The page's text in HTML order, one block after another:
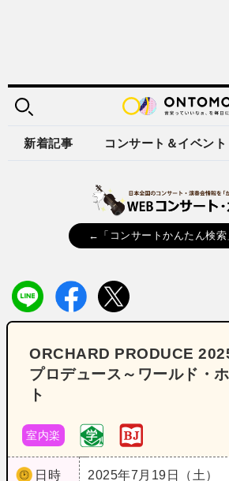
新着記事 コンサート＆イベント
←「コンサートかんたん検索
ORCHARD PRODUCE
プロデュース～ワールド・
ト
室内楽
日時
2025年7月19日（土）